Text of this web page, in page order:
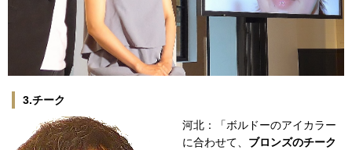
3.チーク
河北：「ボルドーのアイカラー
に合わせて、 ブロンズのチーク